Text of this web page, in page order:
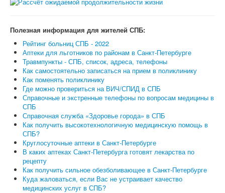
Полезная информация для жителей СПБ:
Рейтинг больниц СПБ - 2022
Аптеки для льготников по районам в Санкт-Петербурге
Травмпункты - СПБ, список, адреса, телефоны
Как самостоятельно записаться на прием в поликлинику
Как поменять поликлинику
Где можно провериться на ВИЧ/СПИД в СПБ
Справочные и экстренные телефоны по вопросам медицины в
СПБ
Справочная служба «Здоровье города» в СПБ
Как получить высокотехнологичную медицинскую помощь в
СПБ?
Круглосуточные аптеки в Санкт-Петербурге
В каких аптеках Санкт-Петербурга готовят лекарства по
рецепту
Как получить сильное обезболивающее в Санкт-Петербурге
Куда жаловаться, если Вас не устраивает качество
медицинских услуг в СПБ?